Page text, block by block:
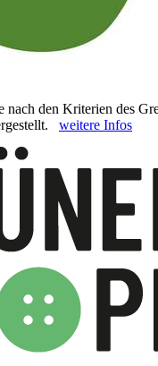
nach den Kriterien des
weitere Infos